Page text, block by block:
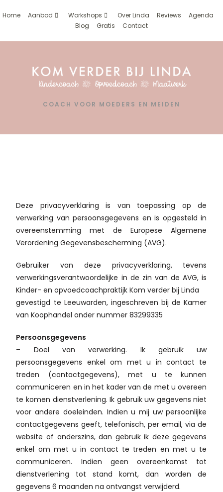
Home Aanbod Workshops Over Linda Reviews
Agenda
Blog
Gratis Contact
COACH VOOR MOEDERS EN MEIDEN
Privacyverklaring
Deze privacyverklaring is van toepassing op de
verwerking van persoonsgegevens en is opgesteld in
overeenstemming met de Europese Algemene
Verordening Gegevensbescherming (AVG).
Gebruiker van deze privacyverklaring, tevens
verwerkingsverantwoordelijke in de zin van de AVG, is
Kinder- en opvoedcoachpraktijk Kom verder bij Linda
gevestigd te Leeuwarden, ingeschreven bij de Kamer
van Koophandel onder nummer 83299335
Persoonsgegevens
– Doel van verwerking. Ik gebruik uw
persoonsgegevens enkel om met u in contact te
treden (contactgegevens), met u te kunnen
communiceren en in het kader van de met u overeen
te komen dienstverlening. Ik gebruik uw gegevens niet
voor andere doeleinden. Indien u mij uw persoonlijke
contactgegevens geeft, telefonisch, per email, via de
website of anderszins, dan gebruik ik deze gegevens
enkel om met u in contact te treden en met u te
communiceren. Indien geen overeenkomst tot
dienstverlening tot stand komt, dan worden de
gegevens 6 maanden na ontvangst verwijderd.